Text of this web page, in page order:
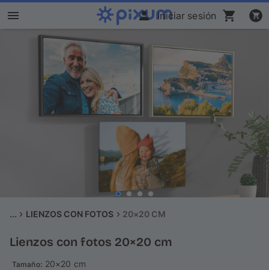
Iniciar sesión
Álbum Digital Pixum
Cuadros
Regalos
Fundas
Lienzos con fotos 20×20 cm
Tamaño: 20×20 cm
... LIENZOS CON FOTOS 20×20 CM